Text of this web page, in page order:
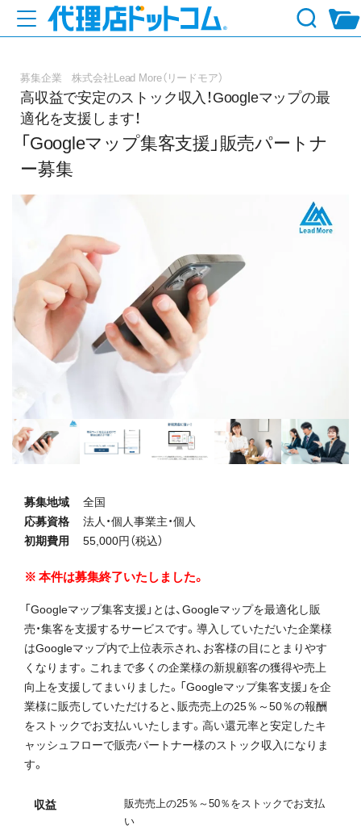
募集企業 株式会社Lead More（リードモア）
高収益で安定のストック収入！Googleマップの最
適化を支援します！
「Googleマップ集客支援」販売パートナ
ー募集
募集地域
全国
応募資格
法人・個人事業主・個人
初期費用
55,000円（税込）
本件は募集終了いたしました。
「Googleマップ集客支援」とは、Googleマップを最適化し販
売・集客を支援するサービスです。導入していただいた企業様
はGoogleマップ内で上位表示され、お客様の目にとまりやす
くなります。これまで多くの企業様の新規顧客の獲得や売上
向上を支援してまいりました。「Googleマップ集客支援」を企
業様に販売していただけると、販売売上の25％～50％の報酬
をストックでお支払いいたします。高い還元率と安定したキ
ャッシュフローで販売パートナー様のストック収入になりま
す。
収益
販売売上の25％～50％をストックでお支払
い